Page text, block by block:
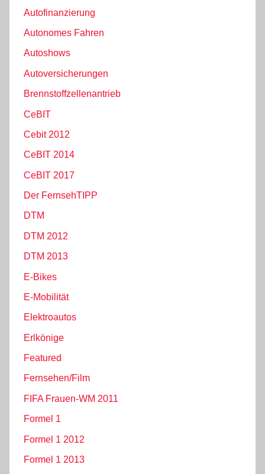
Autofinanzierung
Autonomes Fahren
Autoshows
Autoversicherungen
Brennstoffzellenantrieb
CeBIT
Cebit 2012
CeBIT 2014
CeBIT 2017
Der FernsehTIPP
DTM
DTM 2012
DTM 2013
E-Bikes
E-Mobilität
Elektroautos
Erlkönige
Featured
Fernsehen/Film
FIFA Frauen-WM 2011
Formel 1
Formel 1 2012
Formel 1 2013